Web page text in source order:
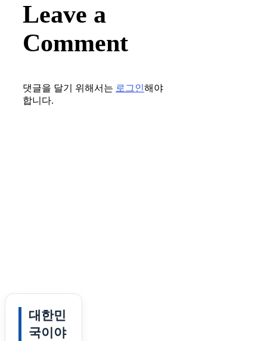
Leave a
Comment
댓글을 달기 위해서는 로그인해야
합니다.
대한민
국이야